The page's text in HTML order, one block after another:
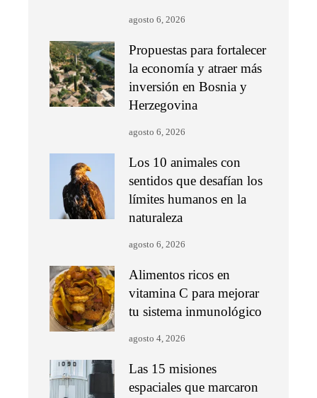
agosto 6, 2026
Propuestas para fortalecer
la economía y atraer más
inversión en Bosnia y
Herzegovina
agosto 6, 2026
Los 10 animales con
sentidos que desafían los
límites humanos en la
naturaleza
agosto 6, 2026
Alimentos ricos en
vitamina C para mejorar
tu sistema inmunológico
agosto 4, 2026
Las 15 misiones
espaciales que marcaron